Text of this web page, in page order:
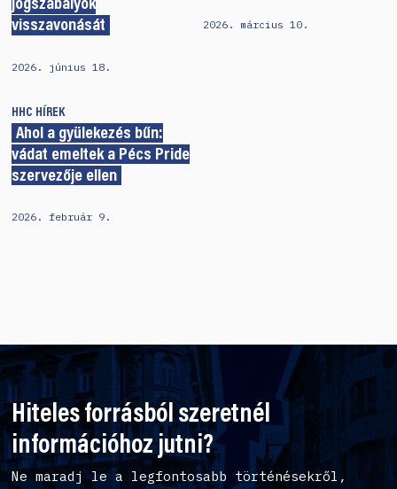
jogszabályok
visszavonását
2026. június 18.
2026. március 10.
HHC HÍREK
Ahol a gyülekezés bűn:
vádat emeltek a Pécs Pride
szervezője ellen
2026. február 9.
Hiteles forrásból szeretnél
információhoz jutni?
Ne maradj le a legfontosabb történésekről,